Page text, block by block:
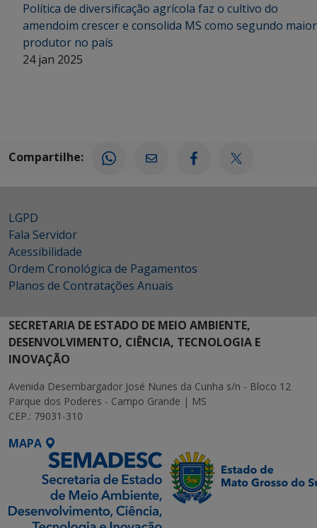
Política de diversificação agrícola faz o cultivo do
amendoim crescer e consolida MS como segundo maior
produtor no país
24 jan 2025
Compartilhe:
LGPD
Fala Servidor
Acessibilidade
Ordem Cronológica de Pagamentos
Planos de Contratações Anuais
SECRETARIA DE ESTADO DE MEIO AMBIENTE,
DESENVOLVIMENTO, CIÊNCIA, TECNOLOGIA E
INOVAÇÃO
Avenida Desembargador José Nunes da Cunha s/n - Bloco 12
Parque dos Poderes - Campo Grande | MS
CEP.: 79031-310
MAPA